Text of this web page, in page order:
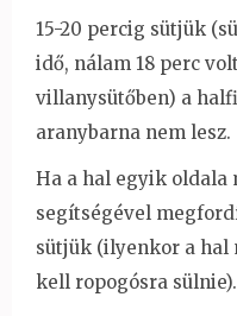
15-20 percig sütjük
idő, nálam 18 perc
villanysütőben) a
aranybarna nem lesz.
Ha a hal egyik oldala
segítségével
sütjük (ilyenkor a hal
kell ropogósra sülnie).